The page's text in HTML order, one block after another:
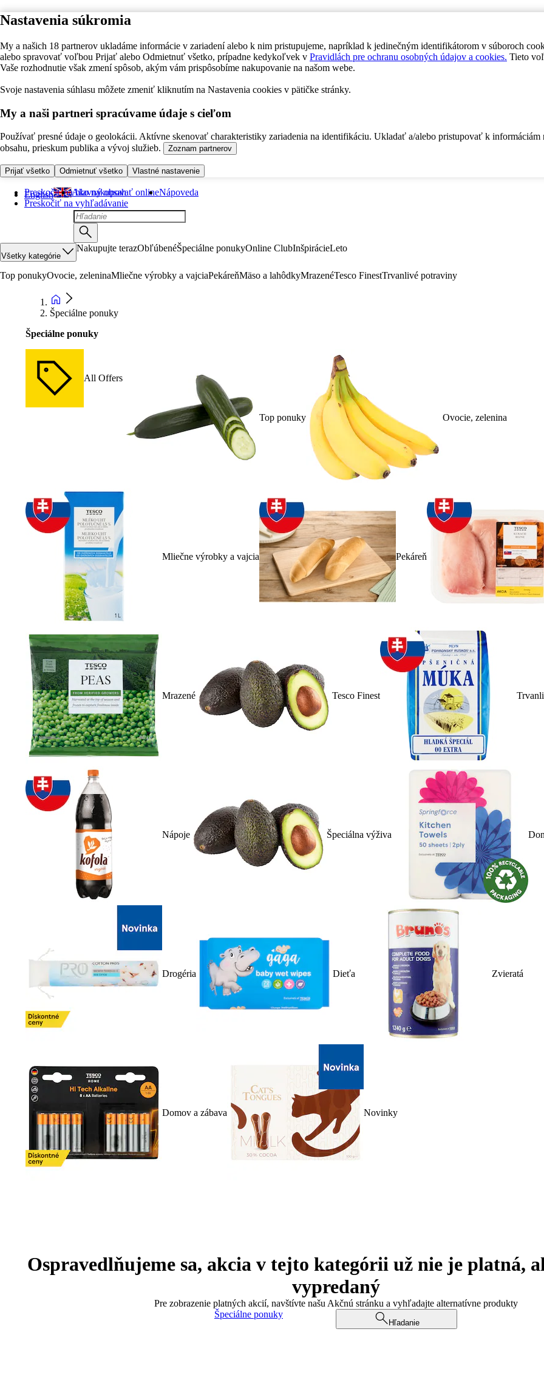
Nastavenia súkromia
My a našich 18 partnerov ukladáme informácie v zariadení alebo k nim pristupujeme, napríklad k jedinečným identifikátorom v súboroch
alebo spravovať voľbou Prijať alebo Odmietnuť všetko, prípadne kedykoľvek v Pravidlách pre ochranu osobných údajov a cookies. Tieto
Vaše rozhodnutie však zmení spôsob, akým vám prispôsobíme nakupovanie na našom webe.
Svoje nastavenia súhlasu môžete zmeniť kliknutím na Nastavenia cookies v pätičke stránky.
My a naši partneri spracúvame údaje s cieľom
Používať presné údaje o geolokácii. Aktívne skenovať charakteristiky zariadenia na identifikáciu. Ukladať a/alebo pristupovať k informáciám
obsahu, prieskum publika a vývoj služieb.
Zoznam partnerov
Prijať všetko Odmietnuť všetko Vlastné nastavenie
Preskočiť na hlavný obsah
Preskočiť na vyhľadávanie
English Ako nakupovať onlineNápoveda
Všetky kategórie
Nakupujte terazObľúbenéŠpeciálne ponukyOnline ClubInšpirácieLeto
Top ponukyOvocie, zeleninaMliečne výrobky a vajciaPekáreňMäso a lahôdkyMrazenéTesco FinestTrvanlivé potraviny
Špeciálne ponuky
Špeciálne ponuky
All Offers
Top ponuky Ovocie, zelenina
Mliečne výrobky a vajcia Pekáreň
Mrazené Tesco Finest
Nápoje Špeciálna výživa
Drogéria Dieťa Zvieratá
Domov a zábava Novinky
Ospravedlňujeme sa, akcia v tejto kategórii už nie je platná,
vypredaný
Pre zobrazenie platných akcií, navštívte našu Akčnú stránku a vyhľadajte alternatívne produkty
Špeciálne ponuky
Hľadanie